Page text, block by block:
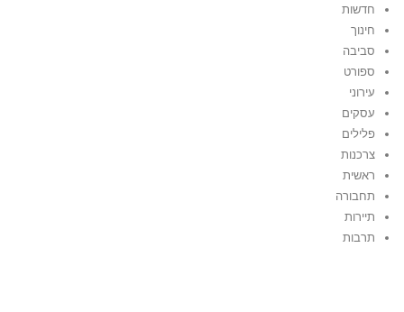
חדשות
חינוך
סביבה
ספורט
עירוני
עסקים
פלילים
צרכנות
ראשית
תחבורה
תיירות
תרבות